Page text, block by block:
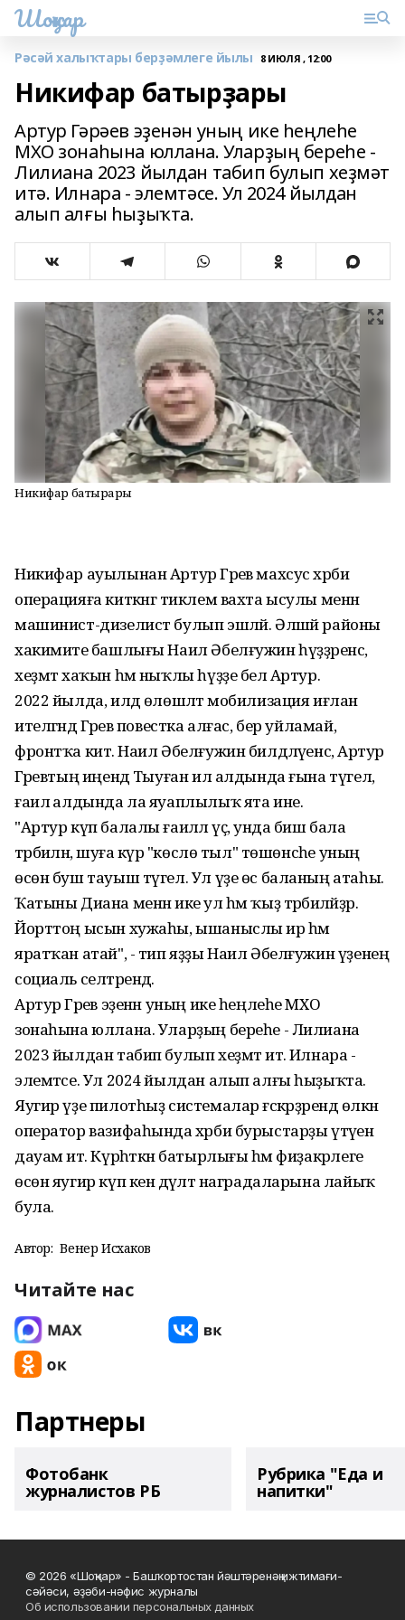
Шоңҡар
Рәсәй халыҡтары берҙәмлеге йылы 8 ИЮЛЯ , 12:00
Никифар батырҙары
Артур Гәрәев эҙенән уның ике һеңлеһе
МХО зонаһына юллана. Уларҙың береһе -
Лилиана 2023 йылдан табип булып хеҙмәт
итә. Илнара - элемтәсе. Ул 2024 йылдан
алып алғы һыҙыҡта.
Никифар батырҙары
Никифар ауылынан Артур Гәрәев махсус хәрби
операцияға киткәнгә тиклем вахта ысулы менән
машинист-дизелист булып эшләй. Әлшәй районы
хакимиәте башлығы Наил Әбелғужин һүҙҙәренсә,
хеҙмәт хаҡын һәм ныҡлы һүҙҙе белә Артур.
2022 йылда, илдә өлөшләтә мобилизация иғлан
ителгәндә Гәрәев повестка алғас, бер уйламай,
фронтҡа китә. Наил Әбелғужин билдәләүенсә, Артур
Гәрәевтың иңендә Тыуған ил алдында ғына түгел,
ғаилә алдында ла яуаплылыҡ ята ине.
"Артур күп балалы ғаиләлә үҫә, унда биш бала
тәрбиәләнә, шуға күрә "көслө тыл" төшөнсәһе уның
өсөн буш тауыш түгел. Ул үҙе өс баланың атаһы.
Ҡатыны Диана менән ике ул һәм ҡыҙ тәрбиәләйҙәр.
Йорттоң ысын хужаһы, ышаныслы ир һәм
яратҡан атай", - тип яҙҙы Наил Әбелғужин үҙенең
социаль селтәрендә.
Артур Гәрәев эҙенән уның ике һеңлеһе МХО
зонаһына юллана. Уларҙың береһе - Лилиана
2023 йылдан табип булып хеҙмәт итә. Илнара -
элемтәсе. Ул 2024 йылдан алып алғы һыҙыҡта.
Яугир үҙе пилотһыҙ системалар ғәскәрҙәрендә өлкән
оператор вазифаһында хәрби бурыстарҙы үтәүен
дауам итә. Күрһәткән батырлығы һәм фиҙакәрлеге
өсөн яугир күп кенә дәүләт наградаларына лайыҡ
була.
Автор: Венер Исхаков
Читайте нас
Партнеры
Фотобанк
журналистов РБ
Рубрика "Еда и
напитки"
© 2026 «Шоңҡар» - Башҡортостан йәштәренәң ижтимағи-
сәйәси, әҙәби-нәфис журналы
Об использовании персональных данных